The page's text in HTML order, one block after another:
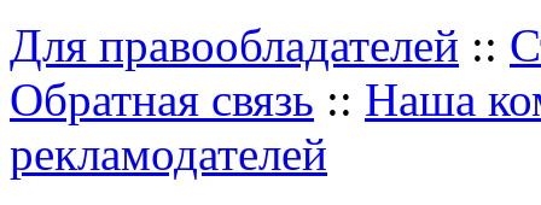
Для правообладателей ::
Обратная связь :: Наша
рекламодателей